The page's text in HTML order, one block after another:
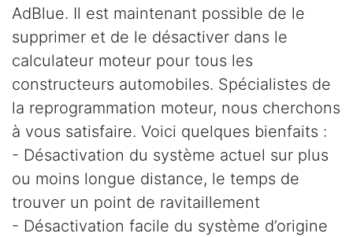
AdBlue. Il est maintenant possible de le
supprimer et de le désactiver dans le
calculateur moteur pour tous les
constructeurs automobiles. Spécialistes de
la reprogrammation moteur, nous cherchons
à vous satisfaire. Voici quelques bienfaits :
- Désactivation du système actuel sur plus
ou moins longue distance, le temps de
trouver un point de ravitaillement
- Désactivation facile du système d’origine